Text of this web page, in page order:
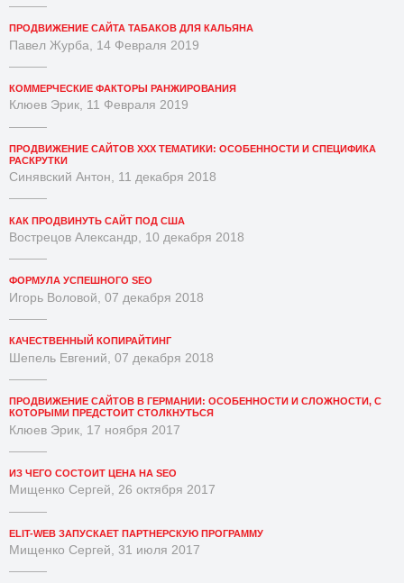
ПРОДВИЖЕНИЕ САЙТА ТАБАКОВ ДЛЯ КАЛЬЯНА
Павел Журба, 14 Февраля 2019
КОММЕРЧЕСКИЕ ФАКТОРЫ РАНЖИРОВАНИЯ
Клюев Эрик, 11 Февраля 2019
ПРОДВИЖЕНИЕ САЙТОВ XXX ТЕМАТИКИ: ОСОБЕННОСТИ И СПЕЦИФИКА
РАСКРУТКИ
Синявский Антон, 11 декабря 2018
КАК ПРОДВИНУТЬ САЙТ ПОД США
Вострецов Александр, 10 декабря 2018
ФОРМУЛА УСПЕШНОГО SEO
Игорь Воловой, 07 декабря 2018
КАЧЕСТВЕННЫЙ КОПИРАЙТИНГ
Шепель Евгений, 07 декабря 2018
ПРОДВИЖЕНИЕ САЙТОВ В ГЕРМАНИИ: ОСОБЕННОСТИ И СЛОЖНОСТИ, С
КОТОРЫМИ ПРЕДСТОИТ СТОЛКНУТЬСЯ
Клюев Эрик, 17 ноября 2017
ИЗ ЧЕГО СОСТОИТ ЦЕНА НА SEO
Мищенко Сергей, 26 октября 2017
ELIT-WEB ЗАПУСКАЕТ ПАРТНЕРСКУЮ ПРОГРАММУ
Мищенко Сергей, 31 июля 2017